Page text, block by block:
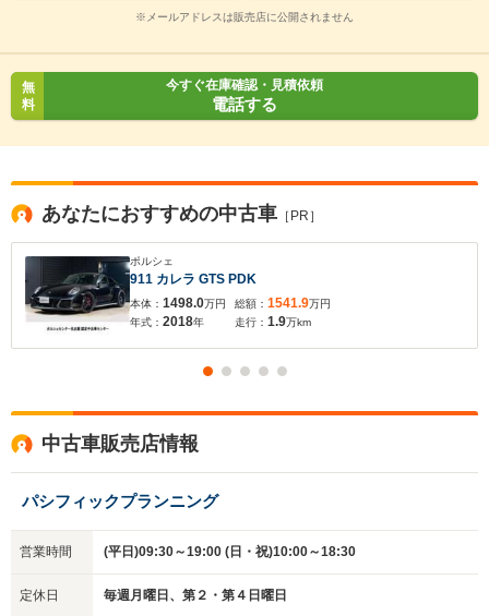
※メールアドレスは販売店に公開されません
無
料
今すぐ在庫確認・見積依頼
電話する
あなたにおすすめの中古車 ［PR］
ポルシェ
911 カレラ GTS PDK
本体： 1498.0万円
年式： 2018年
総額： 1541.9万円
走行： 1.9万km
中古車販売店情報
パシフィックプランニング
営業時間 (平日)09:30～19:00 (日・祝)10:00～18:30
定休日 毎週月曜日、第２・第４日曜日